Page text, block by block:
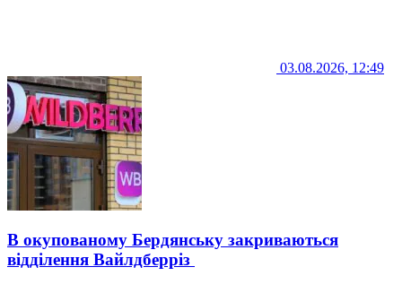
03.08.2026, 12:49
В окупованому Бердянську закриваються
відділення Вайлдберріз